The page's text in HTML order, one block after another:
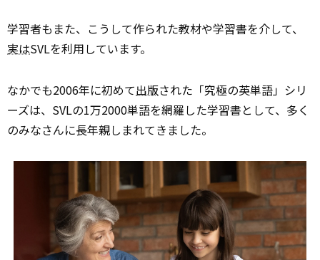
学習者もまた、こうして作られた教材や学習書を介して、
実はSVLを利用しています。
なかでも2006年に初めて出版された「究極の英単語」シリ
ーズは、SVLの1万2000単語を網羅した学習書として、多く
のみなさんに長年親しまれてきました。